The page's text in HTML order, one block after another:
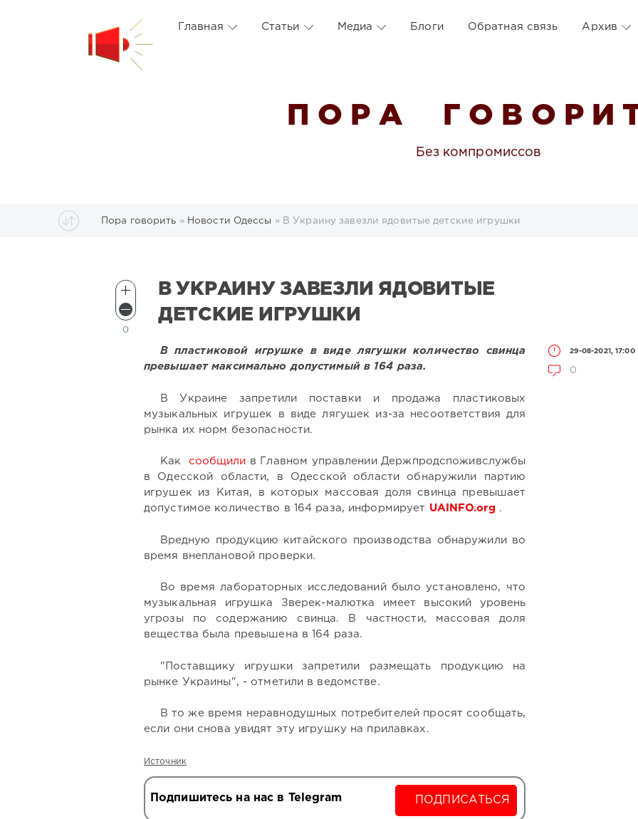
Главная Статьи Медиа Блоги Обратная связь Архив
П О Р А Г О В О Р И
Без компромиссов
Пора говорить » Новости Одессы » В Украину завезли ядовитые детские игрушки
В УКРАИНУ ЗАВЕЗЛИ ЯДОВИТЫЕ
ДЕТСКИЕ ИГРУШКИ
29-08-2021, 17:00
0
0
В пластиковой игрушке в виде лягушки количество свинца
превышает максимально допустимый в 164 раза.
В Украине запретили поставки и продажа пластиковых
музыкальных игрушек в виде лягушек из-за несоответствия для
рынка их норм безопасности.
Как сообщили в Главном управлении Держпродспоживслужбы
в Одесской области, в Одесской области обнаружили партию
игрушек из Китая, в которых массовая доля свинца превышает
допустимое количество в 164 раза, информирует
UAINFO.org .
Вредную продукцию китайского производства обнаружили во
время внеплановой проверки.
Во время лабораторных исследований было установлено, что
музыкальная игрушка Зверек-малютка имеет высокий уровень
угрозы по содержанию свинца.
В частности, массовая доля
вещества была превышена в 164 раза.
"Поставщику игрушки запретили размещать продукцию на
рынке Украины", - отметили в ведомстве.
В то же время неравнодушных потребителей просят сообщать,
если они снова увидят эту игрушку на прилавках.
Источник
Подпишитесь на нас в Telegram ПОДПИСАТЬСЯ